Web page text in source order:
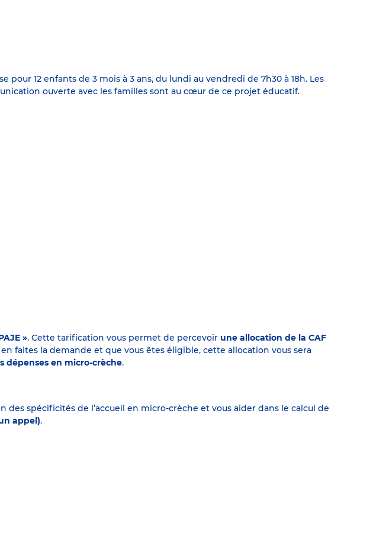
12 enfants de 3 mois à 3 ans, du lundi au vendredi de 7h30 à 18h. Les
ouverte avec les familles sont au cœur de ce projet éducatif.
». Cette tarification vous permet de percevoir une allocation de la CAF
faites la demande et que vous êtes éligible, cette allocation vous sera
dépenses en micro-crèche.
spécificités de l’accueil en micro-crèche et vous aider dans le calcul de
appel).